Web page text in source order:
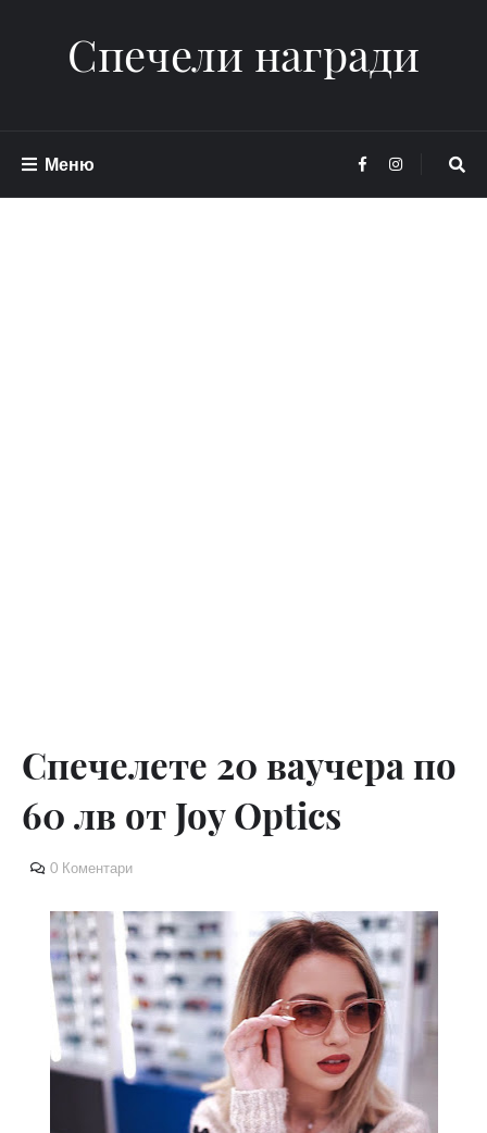
Спечели награди
Меню
Спечелете 20 ваучера по
60 лв от Joy Optics
0 Коментари